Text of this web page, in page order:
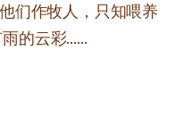
们作牧人，只知喂养
雨的云彩……